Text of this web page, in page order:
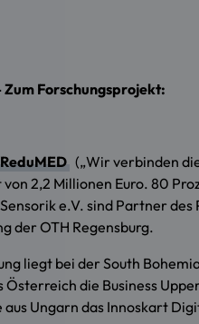
Zum Forschungsprojekt:
(„Wir verbinden
2,2 Millionen Euro. 80
e.V. sind Partner des
der OTH Regensburg.
liegt bei der South
Österreich die Business
aus Ungarn das Innoskart